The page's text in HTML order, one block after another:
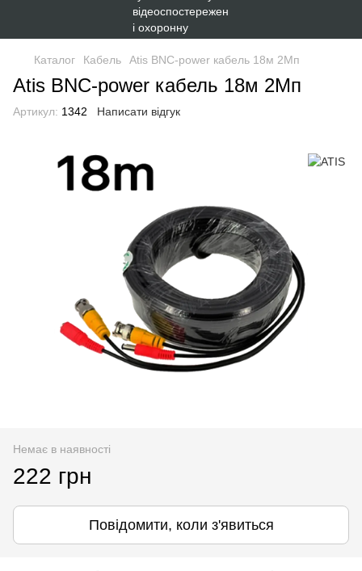
Каталог Кабель Atis BNC-power кабель 18м 2Мп
Atis BNC-power кабель 18м 2Мп
Артикул: 1342 Написати відгук
Немає в наявності
222 грн
Повідомити, коли з'явиться